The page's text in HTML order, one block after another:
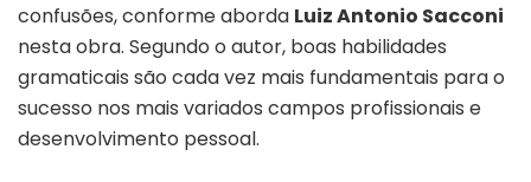
confusões, conforme aborda Luiz Antonio Sacconi
nesta obra. Segundo o autor, boas habilidades
gramaticais são cada vez mais fundamentais para o
sucesso nos mais variados campos profissionais e
desenvolvimento pessoal.